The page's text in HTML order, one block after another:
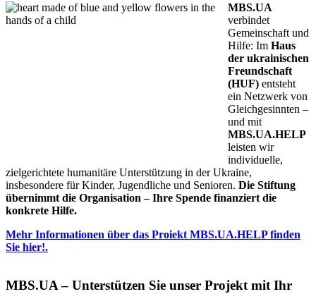
MBS.UA
verbindet
Gemeinschaft und
Hilfe: Im Haus
der ukrainischen
Freundschaft
(HUF) entsteht
ein Netzwerk von
Gleichgesinnten –
und mit
MBS.UA.HELP
leisten wir
individuelle,
zielgerichtete humanitäre Unterstützung in der Ukraine,
insbesondere für Kinder, Jugendliche und Senioren. Die Stiftung
übernimmt die Organisation – Ihre Spende finanziert die
konkrete Hilfe.
Mehr Informationen über das Proiekt MBS.UA.HELP finden
Sie hier!.
MBS.UA – Unterstützen Sie unser Projekt mit Ihr